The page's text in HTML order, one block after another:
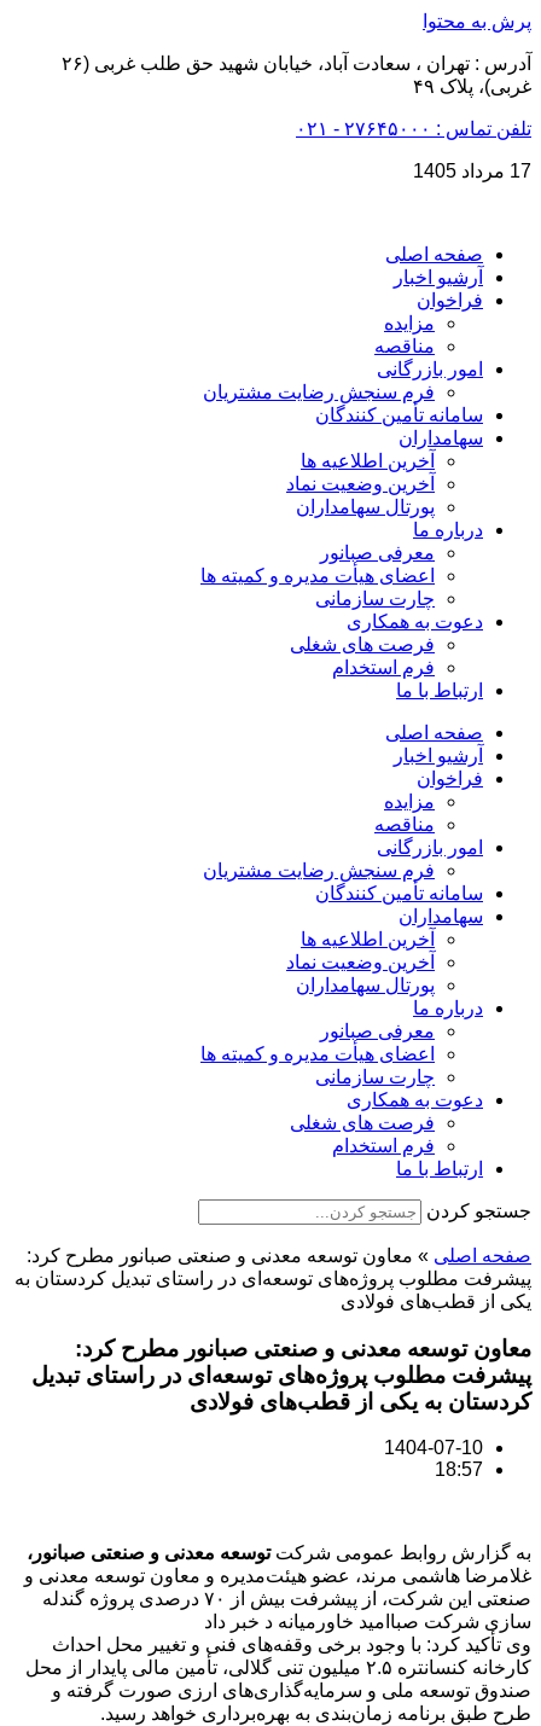
پرش به محتوا
آدرس : تهران ، سعادت آباد، خیابان شهید حق طلب غربی (۲۶
غربی)، پلاک ۴۹
تلفن تماس : ۲۷۶۴۵۰۰۰ - ۰۲۱
17 مرداد 1405
صفحه اصلی
آرشیو اخبار
فراخوان
مزایده
مناقصه
امور بازرگانی
فرم سنجش رضایت مشتریان​
سامانه تأمین کنندگان
سهامداران
آخرین اطلاعیه ها
آخرین وضعیت نماد
پورتال سهامداران
درباره ما
معرفی صبانور
اعضای هیأت مدیره و کمیته ها
چارت سازمانی
دعوت به همکاری
فرصت های شغلی
فرم استخدام
ارتباط با ما
صفحه اصلی
آرشیو اخبار
فراخوان
مزایده
مناقصه
امور بازرگانی
فرم سنجش رضایت مشتریان​
سامانه تأمین کنندگان
سهامداران
آخرین اطلاعیه ها
آخرین وضعیت نماد
پورتال سهامداران
درباره ما
معرفی صبانور
اعضای هیأت مدیره و کمیته ها
چارت سازمانی
دعوت به همکاری
فرصت های شغلی
فرم استخدام
ارتباط با ما
جستجو کردن
صفحه اصلی » معاون توسعه معدنی و صنعتی صبانور مطرح کرد:
پیشرفت مطلوب پروژه‌های توسعه‌ای در راستای تبدیل کردستان به
یکی از قطب‌های فولادی
معاون توسعه معدنی و صنعتی صبانور مطرح کرد:
پیشرفت مطلوب پروژه‌های توسعه‌ای در راستای تبدیل
کردستان به یکی از قطب‌های فولادی
1404-07-10
18:57
به گزارش روابط عمومی شرکتتوسعه معدنی و صنعتی صبانور،
غلامرضا هاشمی مرند، عضو هیئت‌مدیره و معاون توسعه معدنی و
صنعتی این شرکت، از پیشرفت بیش از ۷۰ درصدی پروژه‌ گندله
سازی شرکت صباامید خاورمیانه د خبر داد
وی تأکید کرد: با وجود برخی وقفه‌های فنی و تغییر محل احداث
کارخانه کنسانتره ۲.۵ میلیون تنی گلالی، تأمین مالی پایدار از محل
صندوق توسعه ملی و سرمایه‌گذاری‌های ارزی صورت گرفته و
طرح طبق برنامه زمان‌بندی به بهره‌برداری خواهد رسید.